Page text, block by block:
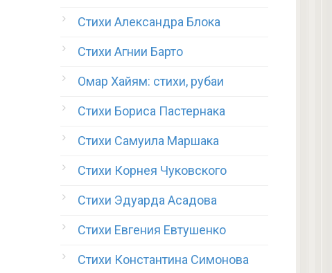
Стихи Александра Блока
Стихи Агнии Барто
Омар Хайям: стихи, рубаи
Стихи Бориса Пастернака
Стихи Самуила Маршака
Стихи Корнея Чуковского
Стихи Эдуарда Асадова
Стихи Евгения Евтушенко
Стихи Константина Симонова